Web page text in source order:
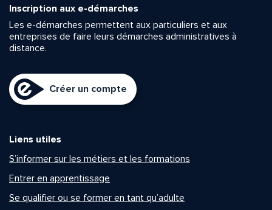
Inscription aux e-démarches
Les e-démarches permettent aux particuliers et aux
entreprises de faire leurs démarches administratives à
distance.
Créer un compte
Liens utiles
S’informer sur les métiers et les formations
Entrer en apprentissage
Se qualifier ou se former en tant qu’adulte